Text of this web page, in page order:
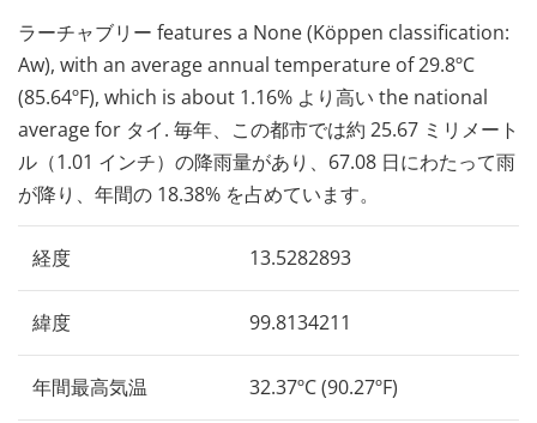
ラーチャブリー features a None (Köppen classification:
Aw), with an average annual temperature of 29.8ºC
(85.64ºF), which is about 1.16% より高い the national
average for タイ. 毎年、この都市では約 25.67 ミリメート
ル（1.01 インチ）の降雨量があり、67.08 日にわたって雨
が降り、年間の 18.38% を占めています。
経度 13.5282893
緯度 99.8134211
年間最高気温 32.37ºC (90.27ºF)